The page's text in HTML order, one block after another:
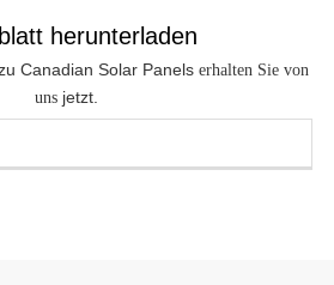
herunterladen
Canadian Solar Panels erhalten Sie von
uns jetzt.